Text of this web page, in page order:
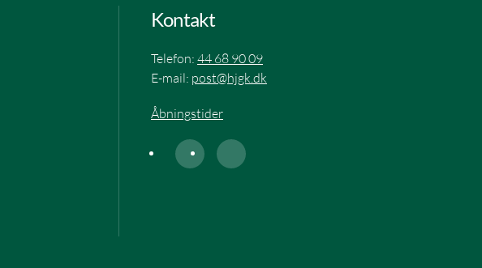
Kontakt
Telefon: 44 68 90 09
E-mail: post@hjgk.dk
Åbningstider